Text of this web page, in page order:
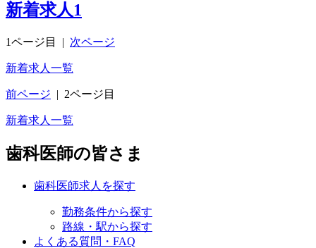
新着求人1
1ページ目 | 次ページ
新着求人一覧
前ページ | 2ページ目
新着求人一覧
歯科医師の皆さま
歯科医師求人を探す
勤務条件から探す
路線・駅から探す
よくある質問・FAQ